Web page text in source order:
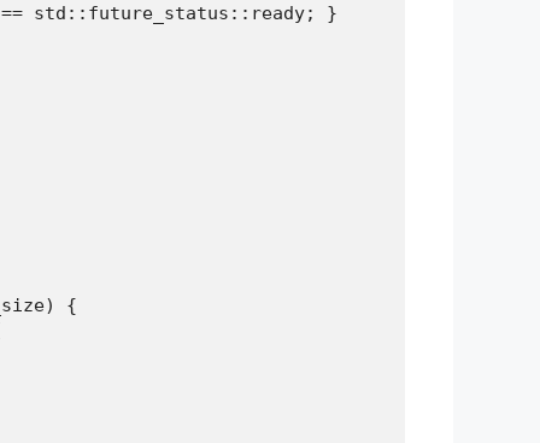
std::future_status::ready; }
{